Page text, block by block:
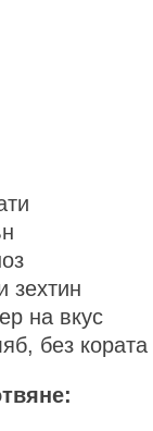
зехтин
на вкус
без кората